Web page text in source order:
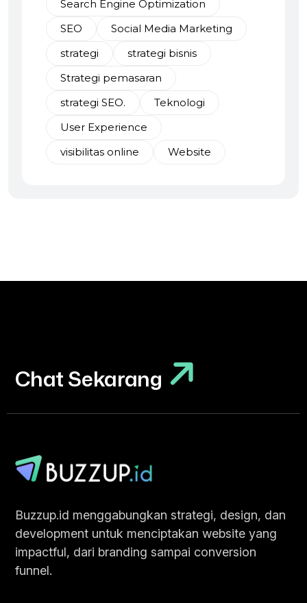
Search Engine Optimization
SEO
Social Media Marketing
strategi
strategi bisnis
Strategi pemasaran
strategi SEO.
Teknologi
User Experience
visibilitas online
Website
Chat Sekarang
Chat Sekarang
Buzzup.id menggabungkan strategi, design, dan
development untuk menciptakan website yang
impactful, dari branding sampai conversion
funnel.